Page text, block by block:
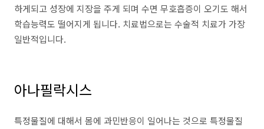
하게되고 성장에 지장을 주게 되며 수면 무호흡증이 오기도 해서
학습능력도 떨어지게 됩니다. 치료법으로는 수술적 치료가 가장
일반적입니다.
아나필락시스
특정물질에 대해서 몸에 과민반응이 일어나는 것으로 특정물질